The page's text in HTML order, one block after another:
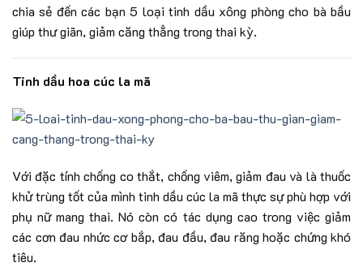
chia sẻ đến các bạn 5 loại tinh dầu xông phòng cho bà bầu
giúp thư giãn, giảm căng thẳng trong thai kỳ.
Tinh dầu hoa cúc la mã
Với đặc tính chống co thắt, chống viêm, giảm đau và là thuốc
khử trùng tốt của mình tinh dầu cúc la mã thực sự phù hợp với
phụ nữ mang thai. Nó còn có tác dụng cao trong việc giảm
các cơn đau nhức cơ bắp, đau đầu, đau răng hoặc chứng khó
tiêu.